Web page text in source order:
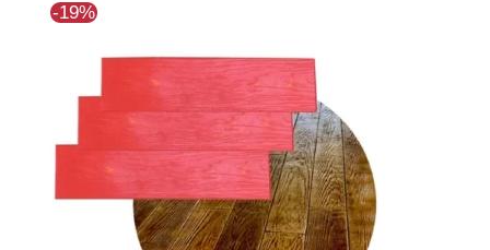
-19%
era:
$368.323.
es:
$298.335.